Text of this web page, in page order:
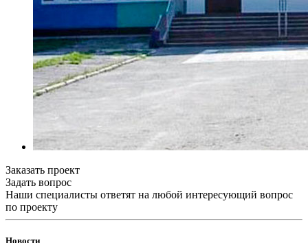
Заказать проект
Задать вопрос
Наши специалисты ответят на любой интересующий вопрос
по проекту
Новости